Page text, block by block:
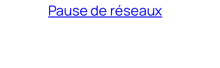
Pause de réseaux